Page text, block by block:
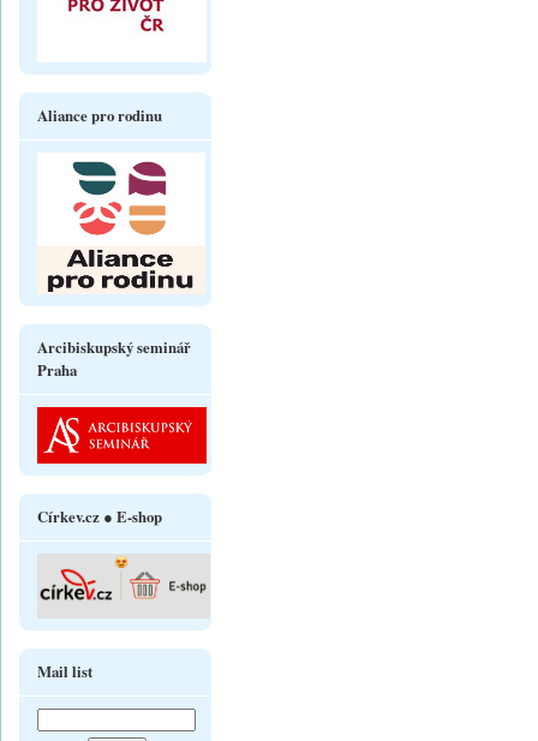
Aliance pro rodinu
Arcibiskupský seminář
Praha
Církev.cz ● E-shop
Mail list